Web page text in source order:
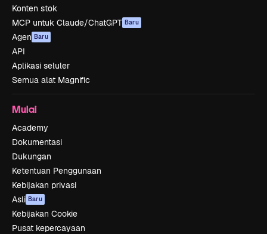
Konten stok
MCP untuk Claude/ChatGPT Baru
Agen Baru
API
Aplikasi seluler
Semua alat Magnific
Mulai
Academy
Dokumentasi
Dukungan
Ketentuan Penggunaan
Kebijakan privasi
Asli Baru
Kebijakan Cookie
Pusat kepercayaan